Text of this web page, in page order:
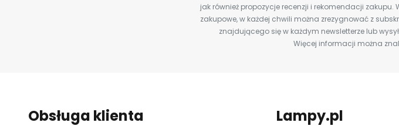
jak również propozycje recenzji i rekomendacji
zakupowe, w każdej chwili można zrezygnować z
znajdującego się w każdym newsletterze lub
Więcej informacji można
Obsługa klienta Lampy.pl